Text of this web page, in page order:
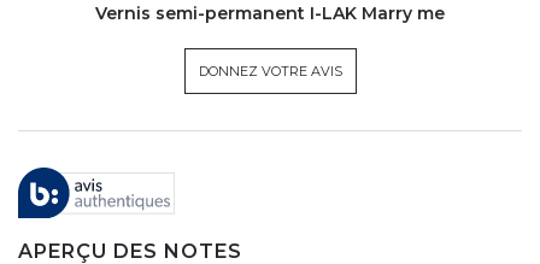
Vernis semi-permanent I-LAK Marry me
DONNEZ VOTRE AVIS
APERÇU DES NOTES